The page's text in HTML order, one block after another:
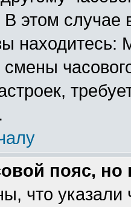
В этом
смены
пояс,
что указали